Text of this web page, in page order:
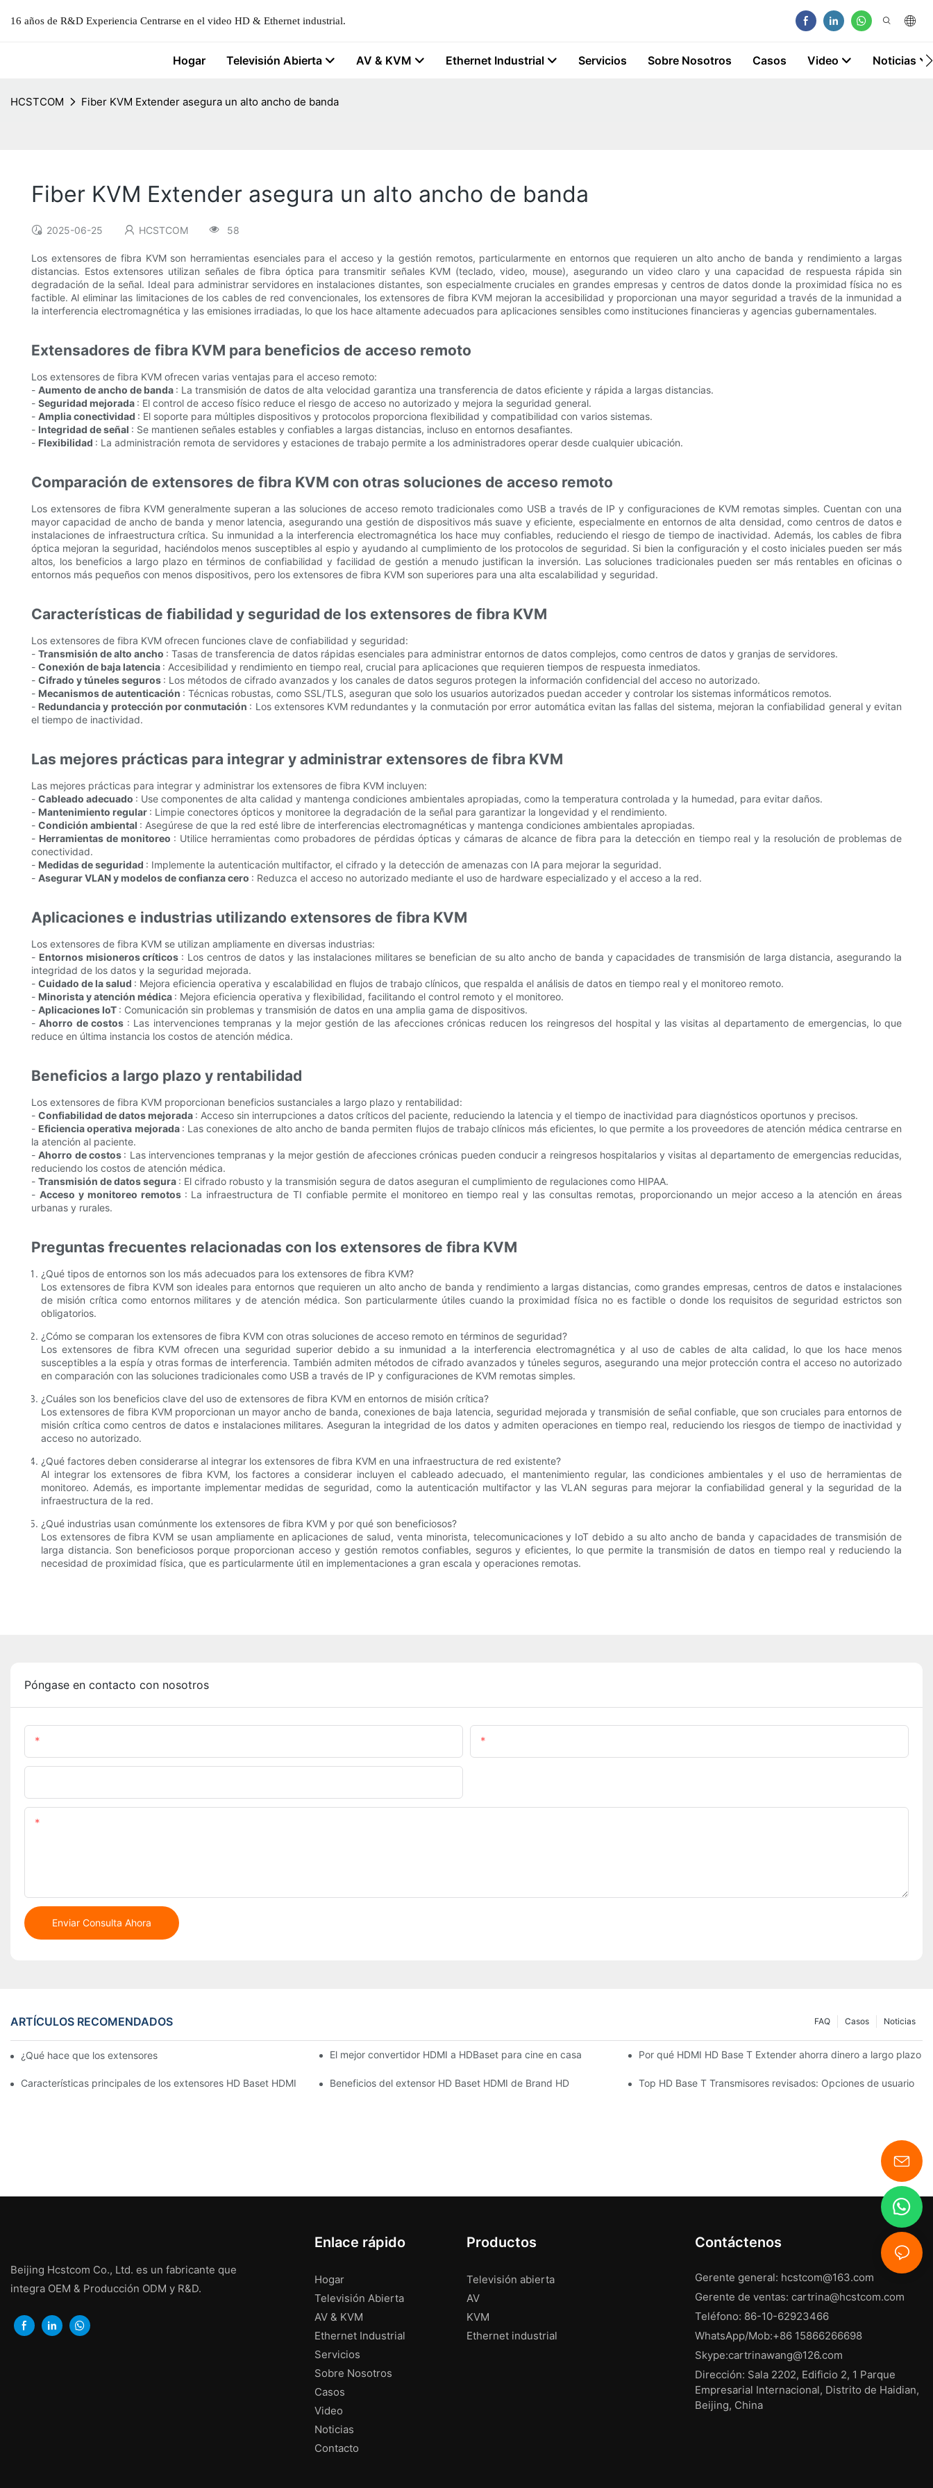
16 años de R&D Experiencia Centrarse en el video HD & Ethernet industrial.
Hogar Televisión Abierta AV & KVM Ethernet Industrial Servicios Sobre Nosotros Casos Video Noticias
HCSTCOM Fiber KVM Extender asegura un alto ancho de banda
Fiber KVM Extender asegura un alto ancho de banda
2025-06-25 HCSTCOM 58
Los extensores de fibra KVM son herramientas esenciales para el acceso y la gestión remotos, particularmente en entornos que requieren un alto ancho de banda y rendimiento a largas
distancias. Estos extensores utilizan señales de fibra óptica para transmitir señales KVM (teclado, video, mouse), asegurando un video claro y una capacidad de respuesta rápida sin
degradación de la señal. Ideal para administrar servidores en instalaciones distantes, son especialmente cruciales en grandes empresas y centros de datos donde la proximidad física no es
factible. Al eliminar las limitaciones de los cables de red convencionales, los extensores de fibra KVM mejoran la accesibilidad y proporcionan una mayor seguridad a través de la inmunidad a
la interferencia electromagnética y las emisiones irradiadas, lo que los hace altamente adecuados para aplicaciones sensibles como instituciones financieras y agencias gubernamentales.
Extensadores de fibra KVM para beneficios de acceso remoto
Los extensores de fibra KVM ofrecen varias ventajas para el acceso remoto:
- Aumento de ancho de banda : La transmisión de datos de alta velocidad garantiza una transferencia de datos eficiente y rápida a largas distancias.
- Seguridad mejorada : El control de acceso físico reduce el riesgo de acceso no autorizado y mejora la seguridad general.
- Amplia conectividad : El soporte para múltiples dispositivos y protocolos proporciona flexibilidad y compatibilidad con varios sistemas.
- Integridad de señal : Se mantienen señales estables y confiables a largas distancias, incluso en entornos desafiantes.
- Flexibilidad : La administración remota de servidores y estaciones de trabajo permite a los administradores operar desde cualquier ubicación.
Comparación de extensores de fibra KVM con otras soluciones de acceso remoto
Los extensores de fibra KVM generalmente superan a las soluciones de acceso remoto tradicionales como USB a través de IP y configuraciones de KVM remotas simples. Cuentan con una
mayor capacidad de ancho de banda y menor latencia, asegurando una gestión de dispositivos más suave y eficiente, especialmente en entornos de alta densidad, como centros de datos e
instalaciones de infraestructura crítica. Su inmunidad a la interferencia electromagnética los hace muy confiables, reduciendo el riesgo de tiempo de inactividad. Además, los cables de fibra
óptica mejoran la seguridad, haciéndolos menos susceptibles al espio y ayudando al cumplimiento de los protocolos de seguridad. Si bien la configuración y el costo iniciales pueden ser más
altos, los beneficios a largo plazo en términos de confiabilidad y facilidad de gestión a menudo justifican la inversión. Las soluciones tradicionales pueden ser más rentables en oficinas o
entornos más pequeños con menos dispositivos, pero los extensores de fibra KVM son superiores para una alta escalabilidad y seguridad.
Características de fiabilidad y seguridad de los extensores de fibra KVM
Los extensores de fibra KVM ofrecen funciones clave de confiabilidad y seguridad:
- Transmisión de alto ancho : Tasas de transferencia de datos rápidas esenciales para administrar entornos de datos complejos, como centros de datos y granjas de servidores.
- Conexión de baja latencia : Accesibilidad y rendimiento en tiempo real, crucial para aplicaciones que requieren tiempos de respuesta inmediatos.
- Cifrado y túneles seguros : Los métodos de cifrado avanzados y los canales de datos seguros protegen la información confidencial del acceso no autorizado.
- Mecanismos de autenticación : Técnicas robustas, como SSL/TLS, aseguran que solo los usuarios autorizados puedan acceder y controlar los sistemas informáticos remotos.
- Redundancia y protección por conmutación : Los extensores KVM redundantes y la conmutación por error automática evitan las fallas del sistema, mejoran la confiabilidad general y evitan
el tiempo de inactividad.
Las mejores prácticas para integrar y administrar extensores de fibra KVM
Las mejores prácticas para integrar y administrar los extensores de fibra KVM incluyen:
- Cableado adecuado : Use componentes de alta calidad y mantenga condiciones ambientales apropiadas, como la temperatura controlada y la humedad, para evitar daños.
- Mantenimiento regular : Limpie conectores ópticos y monitoree la degradación de la señal para garantizar la longevidad y el rendimiento.
- Condición ambiental : Asegúrese de que la red esté libre de interferencias electromagnéticas y mantenga condiciones ambientales apropiadas.
- Herramientas de monitoreo : Utilice herramientas como probadores de pérdidas ópticas y cámaras de alcance de fibra para la detección en tiempo real y la resolución de problemas de
conectividad.
- Medidas de seguridad : Implemente la autenticación multifactor, el cifrado y la detección de amenazas con IA para mejorar la seguridad.
- Asegurar VLAN y modelos de confianza cero : Reduzca el acceso no autorizado mediante el uso de hardware especializado y el acceso a la red.
Aplicaciones e industrias utilizando extensores de fibra KVM
Los extensores de fibra KVM se utilizan ampliamente en diversas industrias:
- Entornos misioneros críticos : Los centros de datos y las instalaciones militares se benefician de su alto ancho de banda y capacidades de transmisión de larga distancia, asegurando la
integridad de los datos y la seguridad mejorada.
- Cuidado de la salud : Mejora eficiencia operativa y escalabilidad en flujos de trabajo clínicos, que respalda el análisis de datos en tiempo real y el monitoreo remoto.
- Minorista y atención médica : Mejora eficiencia operativa y flexibilidad, facilitando el control remoto y el monitoreo.
- Aplicaciones IoT : Comunicación sin problemas y transmisión de datos en una amplia gama de dispositivos.
-Ahorro de costos : Las intervenciones tempranas y la mejor gestión de las afecciones crónicas reducen los reingresos del hospital y las visitas al departamento de emergencias, lo que
reduce en última instancia los costos de atención médica.
Beneficios a largo plazo y rentabilidad
Los extensores de fibra KVM proporcionan beneficios sustanciales a largo plazo y rentabilidad:
- Confiabilidad de datos mejorada : Acceso sin interrupciones a datos críticos del paciente, reduciendo la latencia y el tiempo de inactividad para diagnósticos oportunos y precisos.
- Eficiencia operativa mejorada : Las conexiones de alto ancho de banda permiten flujos de trabajo clínicos más eficientes, lo que permite a los proveedores de atención médica centrarse en
la atención al paciente.
-Ahorro de costos : Las intervenciones tempranas y la mejor gestión de afecciones crónicas pueden conducir a reingresos hospitalarios y visitas al departamento de emergencias reducidas,
reduciendo los costos de atención médica.
- Transmisión de datos segura : El cifrado robusto y la transmisión segura de datos aseguran el cumplimiento de regulaciones como HIPAA.
- Acceso y monitoreo remotos : La infraestructura de TI confiable permite el monitoreo en tiempo real y las consultas remotas, proporcionando un mejor acceso a la atención en áreas
urbanas y rurales.
Preguntas frecuentes relacionadas con los extensores de fibra KVM
¿Qué tipos de entornos son los más adecuados para los extensores de fibra KVM?
Los extensores de fibra KVM son ideales para entornos que requieren un alto ancho de banda y rendimiento a largas distancias, como grandes empresas, centros de datos e instalaciones
de misión crítica como entornos militares y de atención médica. Son particularmente útiles cuando la proximidad física no es factible o donde los requisitos de seguridad estrictos son
obligatorios.
¿Cómo se comparan los extensores de fibra KVM con otras soluciones de acceso remoto en términos de seguridad?
Los extensores de fibra KVM ofrecen una seguridad superior debido a su inmunidad a la interferencia electromagnética y al uso de cables de alta calidad, lo que los hace menos
susceptibles a la espía y otras formas de interferencia. También admiten métodos de cifrado avanzados y túneles seguros, asegurando una mejor protección contra el acceso no autorizado
en comparación con las soluciones tradicionales como USB a través de IP y configuraciones de KVM remotas simples.
¿Cuáles son los beneficios clave del uso de extensores de fibra KVM en entornos de misión crítica?
Los extensores de fibra KVM proporcionan un mayor ancho de banda, conexiones de baja latencia, seguridad mejorada y transmisión de señal confiable, que son cruciales para entornos de
misión crítica como centros de datos e instalaciones militares. Aseguran la integridad de los datos y admiten operaciones en tiempo real, reduciendo los riesgos de tiempo de inactividad y
acceso no autorizado.
¿Qué factores deben considerarse al integrar los extensores de fibra KVM en una infraestructura de red existente?
Al integrar los extensores de fibra KVM, los factores a considerar incluyen el cableado adecuado, el mantenimiento regular, las condiciones ambientales y el uso de herramientas de
monitoreo. Además, es importante implementar medidas de seguridad, como la autenticación multifactor y las VLAN seguras para mejorar la confiabilidad general y la seguridad de la
infraestructura de la red.
¿Qué industrias usan comúnmente los extensores de fibra KVM y por qué son beneficiosos?
Los extensores de fibra KVM se usan ampliamente en aplicaciones de salud, venta minorista, telecomunicaciones y IoT debido a su alto ancho de banda y capacidades de transmisión de
larga distancia. Son beneficiosos porque proporcionan acceso y gestión remotos confiables, seguros y eficientes, lo que permite la transmisión de datos en tiempo real y reduciendo la
necesidad de proximidad física, que es particularmente útil en implementaciones a gran escala y operaciones remotas.
Póngase en contacto con nosotros
Enviar Consulta Ahora
ARTÍCULOS RECOMENDADOS Noticias
Casos
FAQ
¿Qué hace que los extensores 4K KVM se destaquen? El mejor convertidor HDMI a HDBaset para cine en casa Por qué HDMI HD Base T Extender ahorra dinero a largo plazo
Características principales de los extensores HD Baset HDMI Beneficios del extensor HD Baset HDMI de Brand HD Top HD Base T Transmisores revisados: Opciones de usuario
Beijing Hcstcom Co., Ltd. es un fabricante que
integra OEM & Producción ODM y R&D.
Enlace rápido
Hogar
Televisión Abierta
AV & KVM
Ethernet Industrial
Servicios
Sobre Nosotros
Casos
Video
Noticias
Contacto
Productos
Televisión abierta
AV
KVM
Ethernet industrial
Contáctenos
Gerente general: hcstcom@163.com
Gerente de ventas: cartrina@hcstcom.com
Teléfono: 86-10-62923466
WhatsApp/Mob:+86 15866266698
Skype:cartrinawang@126.com
Dirección: Sala 2202, Edificio 2, 1 Parque
Empresarial Internacional, Distrito de Haidian,
Beijing, China